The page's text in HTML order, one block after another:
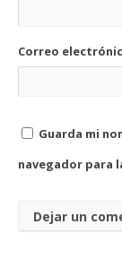
Correo
Guarda mi
navegador para